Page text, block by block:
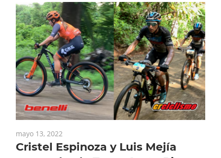
mayo 13, 2022
Cristel Espinoza y Luis Mejía